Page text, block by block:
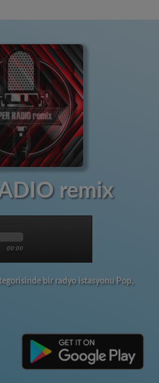
remix
00:00
bir radyo istasyonu Pop,